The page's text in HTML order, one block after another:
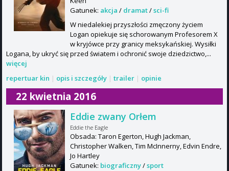
Gatunek: akcja / dramat/sci-fi
W niedalekiej przyszłości zmęczony życiem
Logan opiekuje się schorowanym Profesorem X
w kryjówce przy granicy meksykańskiej. Wysiłki
Logana, by ukryć się przed światem i ochronić swoje dziedzictwo,...
więcej
repertuar kin | opis i szczegóły | trailer | opinie
22 kwietnia 2016
Eddie zwany Orłem
Eddie the Eagle
Obsada: Taron Egerton, Hugh Jackman,
Christopher Walken, Tim McInnerny, Edvin Endre,
Jo Hartley
Gatunek: biograficzny/sport